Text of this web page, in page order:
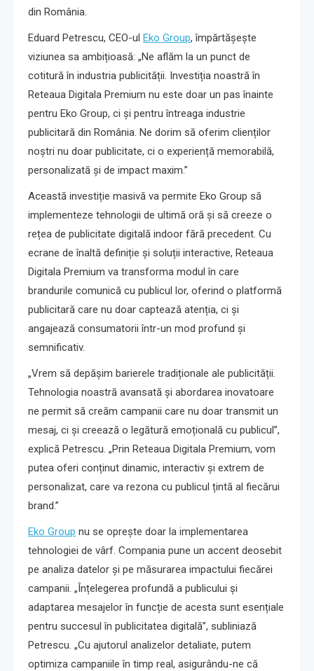
din România.
Eduard Petrescu, CEO-ul Eko Group, împărtășește
viziunea sa ambițioasă: „Ne aflăm la un punct de
cotitură în industria publicității. Investiția noastră în
Reteaua Digitala Premium nu este doar un pas înainte
pentru Eko Group, ci și pentru întreaga industrie
publicitară din România. Ne dorim să oferim clienților
noștri nu doar publicitate, ci o experiență memorabilă,
personalizată și de impact maxim.”
Această investiție masivă va permite Eko Group să
implementeze tehnologii de ultimă oră și să creeze o
rețea de publicitate digitală indoor fără precedent. Cu
ecrane de înaltă definiție și soluții interactive, Reteaua
Digitala Premium va transforma modul în care
brandurile comunică cu publicul lor, oferind o platformă
publicitară care nu doar captează atenția, ci și
angajează consumatorii într-un mod profund și
semnificativ.
„Vrem să depășim barierele tradiționale ale publicității.
Tehnologia noastră avansată și abordarea inovatoare
ne permit să creăm campanii care nu doar transmit un
mesaj, ci și creează o legătură emoțională cu publicul”,
explică Petrescu. „Prin Reteaua Digitala Premium, vom
putea oferi conținut dinamic, interactiv și extrem de
personalizat, care va rezona cu publicul țintă al fiecărui
brand.”
Eko Group nu se oprește doar la implementarea
tehnologiei de vârf. Compania pune un accent deosebit
pe analiza datelor și pe măsurarea impactului fiecărei
campanii. „Înțelegerea profundă a publicului și
adaptarea mesajelor în funcție de acesta sunt esențiale
pentru succesul în publicitatea digitală”, subliniază
Petrescu. „Cu ajutorul analizelor detaliate, putem
optimiza campaniile în timp real, asigurându-ne că